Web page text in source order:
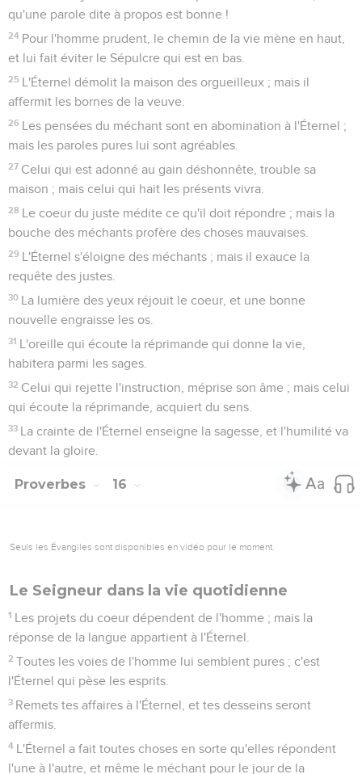
qu'une parole dite à propos est bonne !
24 Pour l'homme prudent, le chemin de la vie mène en haut,
et lui fait éviter le Sépulcre qui est en bas.
25 L'Éternel démolit la maison des orgueilleux ; mais il
affermit les bornes de la veuve.
26 Les pensées du méchant sont en abomination à l'Éternel ;
mais les paroles pures lui sont agréables.
27 Celui qui est adonné au gain déshonnête, trouble sa
maison ; mais celui qui hait les présents vivra.
28 Le coeur du juste médite ce qu'il doit répondre ; mais la
bouche des méchants profère des choses mauvaises.
29 L'Éternel s'éloigne des méchants ; mais il exauce la
requête des justes.
30 La lumière des yeux réjouit le coeur, et une bonne
nouvelle engraisse les os.
31 L'oreille qui écoute la réprimande qui donne la vie,
habitera parmi les sages.
32 Celui qui rejette l'instruction, méprise son âme ; mais celui
qui écoute la réprimande, acquiert du sens.
33 La crainte de l'Éternel enseigne la sagesse, et l'humilité va
devant la gloire.
Proverbes 16
Seuls les Évangiles sont disponibles en vidéo pour le moment.
Le Seigneur dans la vie quotidienne
1 Les projets du coeur dépendent de l'homme ; mais la
réponse de la langue appartient à l'Éternel.
2 Toutes les voies de l'homme lui semblent pures ; c'est
l'Éternel qui pèse les esprits.
3 Remets tes affaires à l'Éternel, et tes desseins seront
affermis.
4 L'Éternel a fait toutes choses en sorte qu'elles répondent
l'une à l'autre, et même le méchant pour le jour de la